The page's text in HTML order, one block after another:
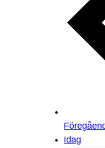
Idag